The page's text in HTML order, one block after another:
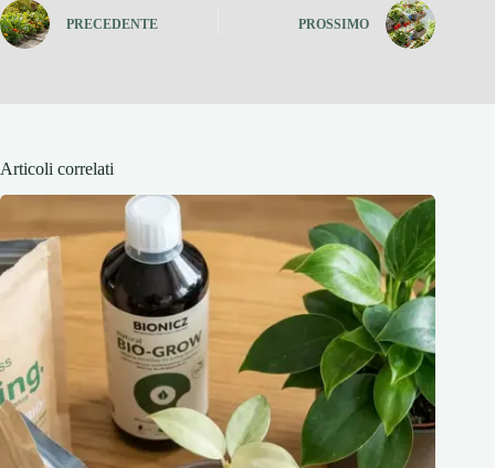
PRECEDENTE PROSSIMO
Articoli correlati